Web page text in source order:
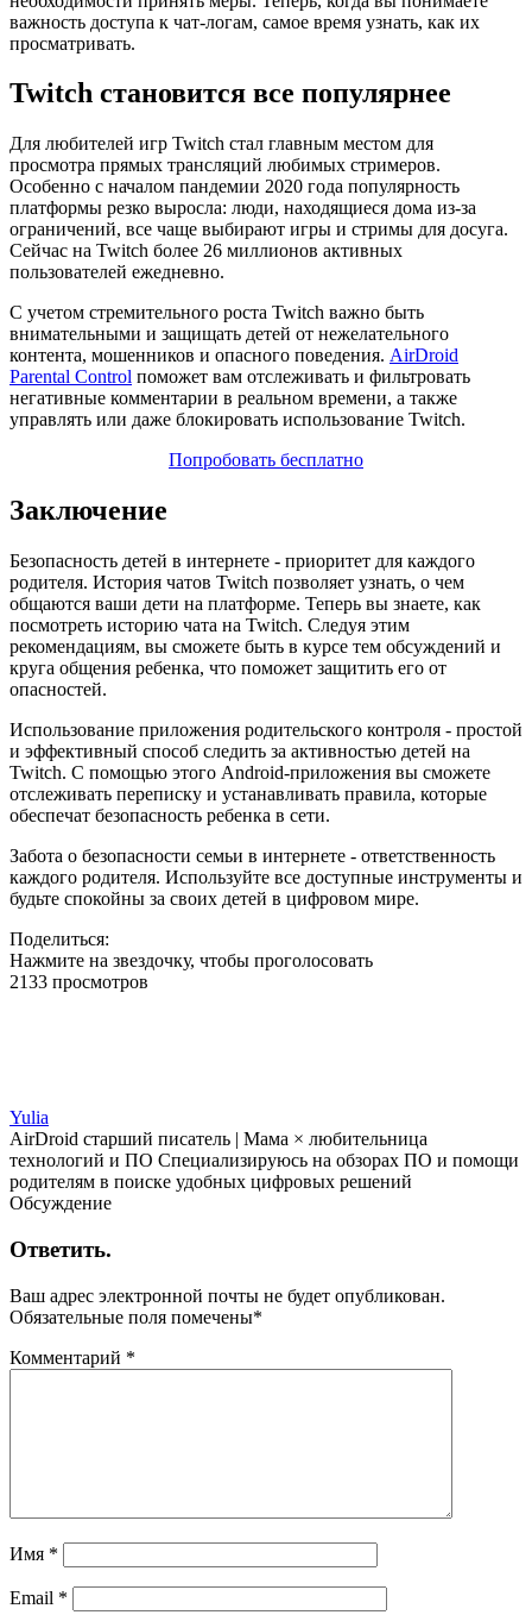
важность доступа к чат-логам, самое время узнать, как их
просматривать.
Twitch становится все популярнее
Для любителей игр Twitch стал главным местом для
просмотра прямых трансляций любимых стримеров.
Особенно с началом пандемии 2020 года популярность
платформы резко выросла: люди, находящиеся дома из-за
ограничений, все чаще выбирают игры и стримы для досуга.
Сейчас на Twitch более 26 миллионов активных
пользователей ежедневно.
С учетом стремительного роста Twitch важно быть
внимательными и защищать детей от нежелательного
контента, мошенников и опасного поведения. AirDroid
Parental Control поможет вам отслеживать и фильтровать
негативные комментарии в реальном времени, а также
управлять или даже блокировать использование Twitch.
Попробовать бесплатно
Заключение
Безопасность детей в интернете - приоритет для каждого
родителя. История чатов Twitch позволяет узнать, о чем
общаются ваши дети на платформе. Теперь вы знаете, как
посмотреть историю чата на Twitch. Следуя этим
рекомендациям, вы сможете быть в курсе тем обсуждений и
круга общения ребенка, что поможет защитить его от
опасностей.
Использование приложения родительского контроля - простой
и эффективный способ следить за активностью детей на
Twitch. С помощью этого Android-приложения вы сможете
отслеживать переписку и устанавливать правила, которые
обеспечат безопасность ребенка в сети.
Забота о безопасности семьи в интернете - ответственность
каждого родителя. Используйте все доступные инструменты и
будьте спокойны за своих детей в цифровом мире.
Поделиться:
Нажмите на звездочку, чтобы проголосовать
2133 просмотров
Yulia
AirDroid старший писатель | Мама × любительница
технологий и ПО Специализируюсь на обзорах ПО и помощи
родителям в поиске удобных цифровых решений
Обсуждение
Ответить.
Ваш адрес электронной почты не будет опубликован.
Обязательные поля помечены*
Комментарий *
Имя *
Email *